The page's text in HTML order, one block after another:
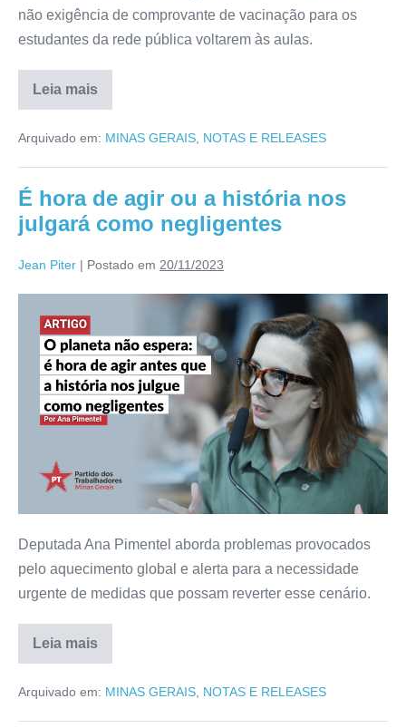
não exigência de comprovante de vacinação para os
estudantes da rede pública voltarem às aulas.
Leia mais
Arquivado em: MINAS GERAIS NOTAS E RELEASES
É hora de agir ou a história nos
julgará como negligentes
Jean Piter | Postado em 20/11/2023
Deputada Ana Pimentel aborda problemas provocados
pelo aquecimento global e alerta para a necessidade
urgente de medidas que possam reverter esse cenário.
Leia mais
Arquivado em: MINAS GERAIS NOTAS E RELEASES